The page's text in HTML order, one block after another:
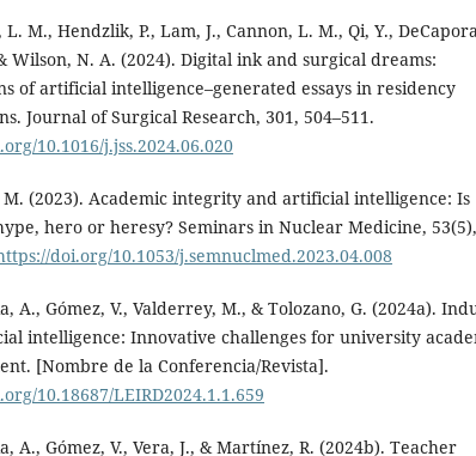
M., Hendzlik, P., Lam, J., Cannon, L. M., Qi, Y.,
Wilson, N. A. (2024). Digital ink and surgical dreams:
of artificial intelligence–generated essays in residency
Journal of Surgical Research, 301, 504–511.
10.1016/j.jss.2024.06.020
(2023). Academic integrity and artificial intelligence: Is
hero or heresy? Seminars in Nuclear Medicine, 53(5),
doi.org/10.1053/j.semnuclmed.2023.04.008
A., Gómez, V., Valderrey, M., & Tolozano, G. (2024a).
intelligence: Innovative challenges for university
[Nombre de la Conferencia/Revista].
10.18687/LEIRD2024.1.1.659
A., Gómez, V., Vera, J., & Martínez, R. (2024b). Teacher